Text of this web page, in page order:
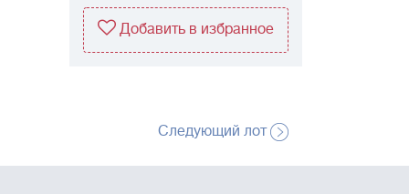
Добавить в избранное
Следующий лот